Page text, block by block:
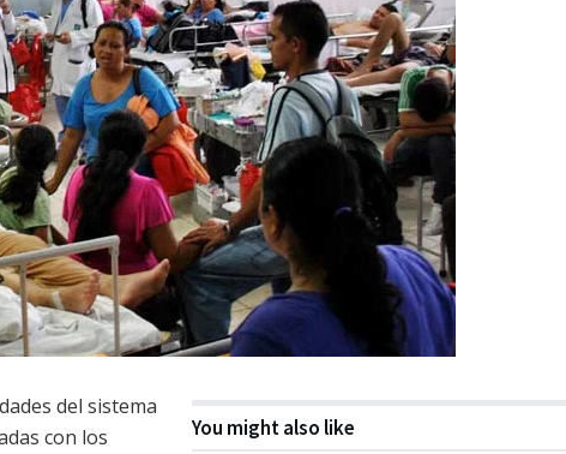
You might also like
del sistema
con los